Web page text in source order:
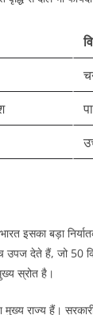
इसका बड़ा
देते हैं, जो 50
स्रोत है।​
राज्य हैं।